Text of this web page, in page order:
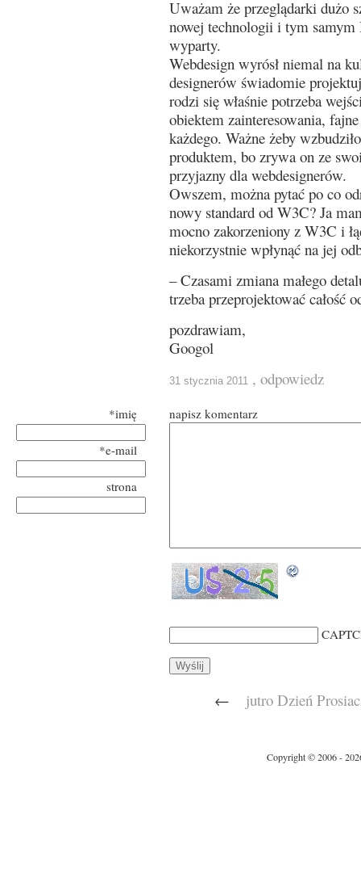
Uważam że przeglądarki dużo
nowej technologii i tym
wyparty.
Webdesign wyrósł niemal na
designerów świadomie
rodzi się właśnie potrzeba
obiektem zainteresowania,
każdego. Ważne żeby
produktem, bo zrywa on ze
przyjazny dla webdesignerów.
Owszem, można pytać po co
nowy standard od W3C? Ja
mocno zakorzeniony z W3C i
niekorzystnie wpłynąć na jej
– Czasami zmiana małego
trzeba przeprojektować całość
pozdrawiam,
Googol
31 stycznia 2011 , odpowiedz
*imię
*e-mail
strona
napisz komentarz
← jutro Dzień
Copyright © 2006 -